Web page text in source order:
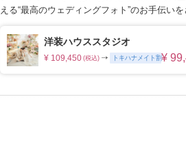
すべてのアイテム
える“最高のウェディングフォト”のお手伝い
洋装ハウススタジオ
¥ 109,450 (税込) トキハナメイト割¥